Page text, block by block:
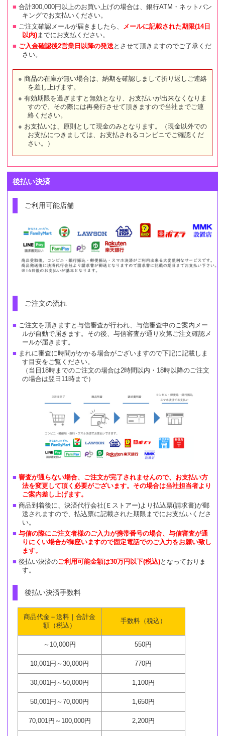
合計300,000円以上のお買い上げの場合は、銀行ATM・ネットバン
キングでお支払いください。
ご注文確認メールが届きましたら、
メールに記載された期限(14日
以内)までにお支払ください。
ご入金確認後2営業日以降の発送とさせて頂きますのでご了承くだ
さい。
商品の在庫が無い場合は、納期を確認しまして折り返しご連絡
を差し上げます。
有効期限を過ぎますと無効となり、お支払いが出来なくなりま
すので、その際には再発行させて頂きますので当社までご連
絡ください。
お支払いは、原則として現金のみとなります。（現金以外での
お支払につきましては、お支払されるコンビニでご確認くだ
さい。）
後払い決済
ご利用可能店舗
ご注文の流れ
ご注文を頂きますと与信審査が行われ、与信審査中のご案内メー
ルが自動で届きます。その後、与信審査が通り次第ご注文確認メ
ールが届きます。
まれに審査に時間がかかる場合がございますので下記に記載しま
す目安をご覧ください。
（当日18時までのご注文の場合は2時間以内・18時以降のご注文
の場合は翌日11時まで）
審査が通らない場合、ご注文が完了されませんので、お支払い方
法を変更して頂く必要がございます。その場合は当社担当者より
ご案内差し上げます。
商品到着後に、決済代行会社(Ｅストアー)より払込票(請求書)が郵
送されますので、払込票に記載された期限までにお支払いくださ
い。
与信の際にご注文者様のご入力が携帯番号の場合、与信審査が通
りにくい場合が御座いますので固定電話でのご入力をお願い致し
ます。
後払い決済のご利用可能金額は30万円以下(税込)となっておりま
す。
後払い決済手数料
商品代金＋送料｜合計金
額（税込）
手数料（税込）
～10,000円 550円
10,001円～30,000円 770円
30,001円～50,000円 1,100円
50,001円～70,000円 1,650円
70,001円～100,000円 2,200円